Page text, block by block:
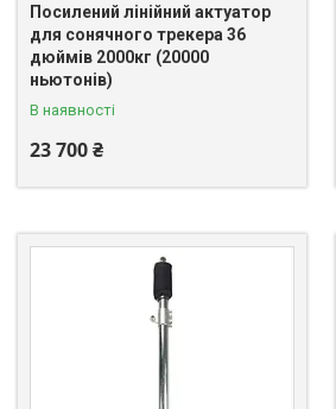
Посилений лінійний актуатор
для сонячного трекера 36
дюймів 2000кг (20000
ньютонів)
В наявності
23 700 ₴